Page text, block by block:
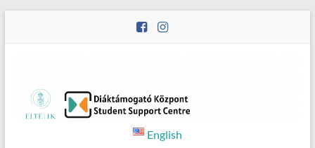
English